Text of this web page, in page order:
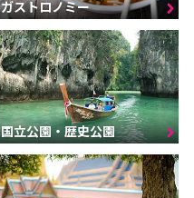
ガストロノミー
国立公園・歴史公園